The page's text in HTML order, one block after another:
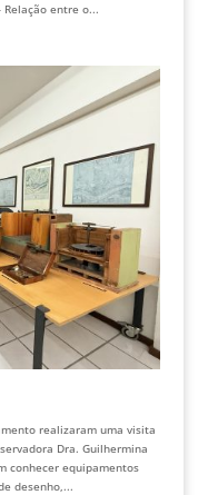
entre o...
realizaram uma visita
Dra. Guilhermina
conhecer equipamentos
desenho,...